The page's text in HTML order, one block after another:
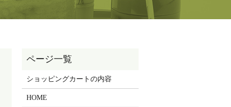
ショッピングカートの内容
HOME